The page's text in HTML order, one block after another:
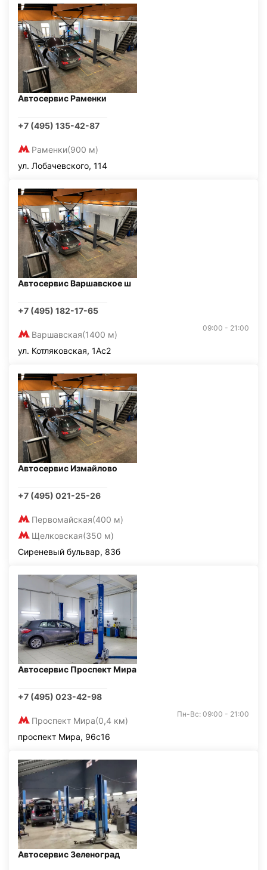
Автосервис Раменки
+7 (495) 135-42-87
Раменки(900 м)
ул. Лобачевского, 114
Автосервис Варшавское ш
+7 (495) 182-17-65
Варшавская(1400 м)
09:00 - 21:00
ул. Котляковская, 1Ас2
Автосервис Измайлово
+7 (495) 021-25-26
Первомайская(400 м)
Щелковская(350 м)
Сиреневый бульвар, 83б
Автосервис Проспект Мира
+7 (495) 023-42-98
Проспект Мира(0,4 км)
Пн-Вс: 09:00 - 21:00
проспект Мира, 96с16
Автосервис Зеленоград